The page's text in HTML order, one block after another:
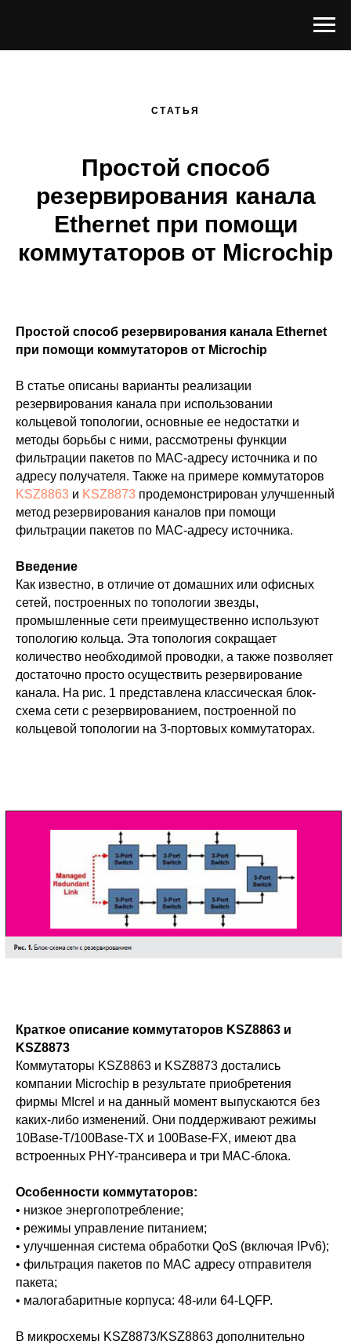
СТАТЬЯ
Простой способ
резервирования канала
Ethernet при помощи
коммутаторов от Microchip
Простой способ резервирования канала Ethernet
при помощи коммутаторов от Microchip
В статье описаны варианты реализации
резервирования канала при использовании
кольцевой топологии, основные ее недостатки и
методы борьбы с ними, рассмотрены функции
фильтрации пакетов по MAC-адресу источника и по
адресу получателя. Также на примере коммутаторов
KSZ8863 и KSZ8873 продемонстрирован улучшенный
метод резервирования каналов при помощи
фильтрации пакетов по MAC-адресу источника.
Введение
Как известно, в отличие от домашних или офисных
сетей, построенных по топологии звезды,
промышленные сети преимущественно используют
топологию кольца. Эта топология сокращает
количество необходимой проводки, а также позволяет
достаточно просто осуществить резервирование
канала. На рис. 1 представлена классическая блок-
схема сети с резервированием, построенной по
кольцевой топологии на 3‑портовых коммутаторах.
Краткое описание коммутаторов KSZ8863 и
KSZ8873
Коммутаторы KSZ8863 и KSZ8873 достались
компании Microchip в результате приобретения
фирмы MIcrel и на данный момент выпускаются без
каких-либо изменений. Они поддерживают режимы
10Base-T/100Base-TX и 100Base-FX, имеют два
встроенных PHY-трансивера и три MAC-блока.
Особенности коммутаторов:
• низкое энергопотребление;
• режимы управление питанием;
• улучшенная система обработки QoS (включая IPv6);
• фильтрация пакетов по MAC адресу отправителя
пакета;
• малогабаритные корпуса: 48‑или 64‑LQFP.
В микросхемы KSZ8873/KSZ8863 дополнительно